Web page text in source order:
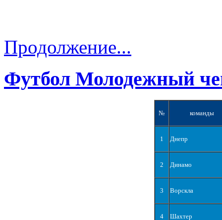
Продолжение...
Футбол Молодежный
№ команды
1 Днепр
2 Динамо
3 Ворскла
4 Шахтер